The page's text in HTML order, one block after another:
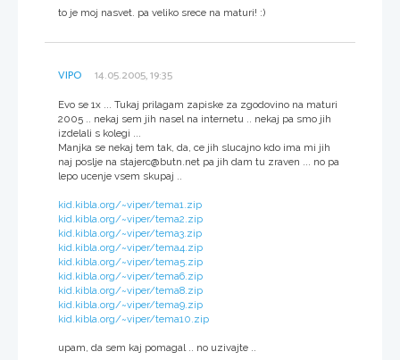
to je moj nasvet. pa veliko srece na maturi! :)
VIPO 14.05.2005, 19:35
Evo se 1x ... Tukaj prilagam zapiske za zgodovino na maturi
2005 .. nekaj sem jih nasel na internetu .. nekaj pa smo jih
izdelali s kolegi ...
Manjka se nekaj tem tak, da, ce jih slucajno kdo ima mi jih
naj poslje na stajerc@butn.net pa jih dam tu zraven ... no pa
lepo ucenje vsem skupaj ..
kid.kibla.org/~viper/tema1.zip
kid.kibla.org/~viper/tema2.zip
kid.kibla.org/~viper/tema3.zip
kid.kibla.org/~viper/tema4.zip
kid.kibla.org/~viper/tema5.zip
kid.kibla.org/~viper/tema6.zip
kid.kibla.org/~viper/tema8.zip
kid.kibla.org/~viper/tema9.zip
kid.kibla.org/~viper/tema10.zip
upam, da sem kaj pomagal .. no uzivajte ..